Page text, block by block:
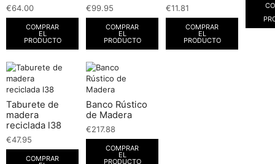
€64.00
COMPRAR
EL
PRODUCTO
€99.95
COMPRAR
EL
PRODUCTO
€11.81
COMPRAR
EL
PRODUCTO
Taburete de
madera
reciclada l38
€47.95
COMPRAR
Banco Rústico
de Madera
€217.88
COMPRAR
EL
PRODUCTO